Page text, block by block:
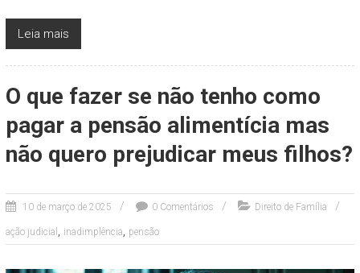
Leia mais
O que fazer se não tenho como
pagar a pensão alimentícia mas
não quero prejudicar meus filhos?
10 de março de 2025 0 Comentários Direito de Família
ação judicial , inadimplência, pensão